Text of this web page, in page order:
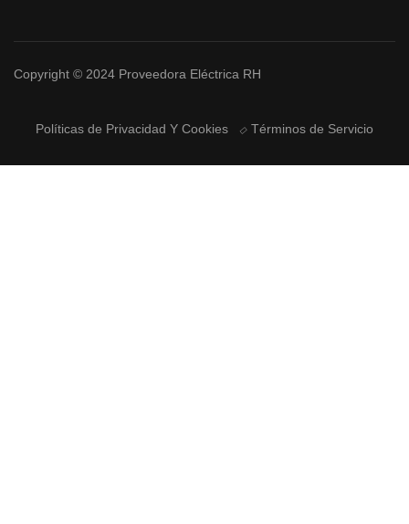
Copyright © 2024 Proveedora Eléctrica RH
Políticas de Privacidad Y Cookies Términos de Servicio